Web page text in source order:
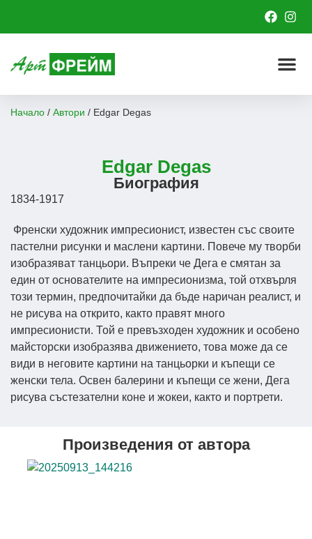
Начало / Автори / Edgar Degas
Edgar Degas
Биография
1834-1917
Френски художник импресионист, известен със своите
пастелни рисунки и маслени картини. Повече му творби
изобразяват танцьори. Въпреки че Дега е смятан за
един от основателите на импресионизма, той отхвърля
този термин, предпочитайки да бъде наричан реалист, и
не рисува на открито, както правят много
импресионисти. Той е превъзходен художник и особено
майсторски изобразява движението, това може да се
види в неговите картини на танцьорки и къпещи се
женски тела. Освен балерини и къпещи се жени, Дега
рисува състезателни коне и жокеи, както и портрети.
Произведения от автора